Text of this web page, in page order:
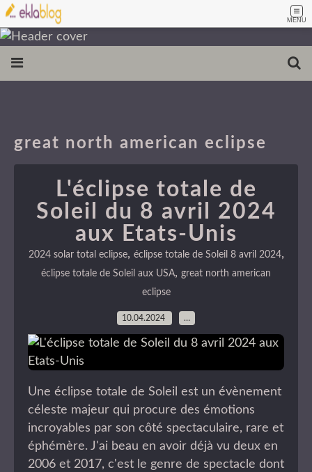
MENU
great north american eclipse
L'éclipse totale de
Soleil du 8 avril 2024
aux Etats-Unis
2024 solar total eclipse, éclipse totale de Soleil 8 avril 2024,
éclipse totale de Soleil aux USA, great north american
eclipse
10.04.2024 …
Une éclipse totale de Soleil est un évènement
céleste majeur qui procure des émotions
incroyables par son côté spectaculaire, rare et
éphémère. J'ai beau en avoir déjà vu deux en
2006 et 2017, c'est le genre de spectacle dont